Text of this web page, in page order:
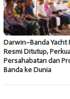
Darwin–Banda Yacht
Resmi Ditutup,
Persahabatan dan
Banda ke Dunia